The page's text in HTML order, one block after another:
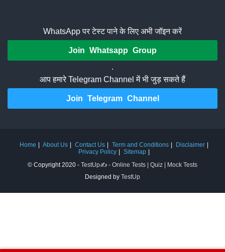
WhatsApp पर टेस्ट पाने के लिए अभी जॉइन करें
Join Whatsapp Group
.
आप हमारे Telegram Channel में भी जुड़ सकते हैं
Join Telegram Channel
Home About Us Contact Us Term and Conditions
Disclaimer
Privacy Policy
Sitemap
© Copyright 2020 - TestUp✍️ - Online Tests | Quiz | Mock Tests
Designed by TestUp